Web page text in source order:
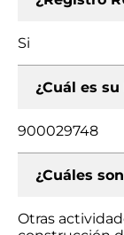
Si
¿Cuál es su
900029748
¿Cuáles
Otras